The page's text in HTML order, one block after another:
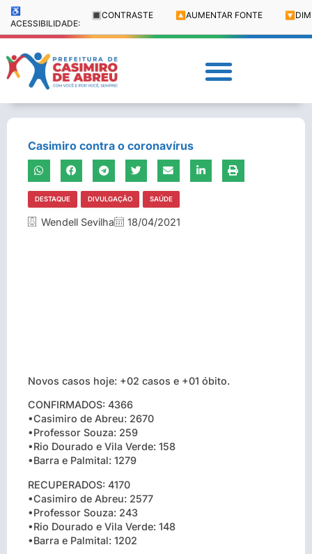
♿
ACESSIBILIDADE:
🔳 CONTRASTE 🔼 AUMENTAR FONTE 🔽
Casimiro contra o coronavírus
DESTAQUE DIVULGAÇÃO SAÚDE
Wendell Sevilha 18/04/2021
Novos casos hoje: +02 casos e +01 óbito.
CONFIRMADOS: 4366
•Casimiro de Abreu: 2670
•Professor Souza: 259
•Rio Dourado e Vila Verde: 158
•Barra e Palmital: 1279
RECUPERADOS: 4170
•Casimiro de Abreu: 2577
•Professor Souza: 243
•Rio Dourado e Vila Verde: 148
•Barra e Palmital: 1202